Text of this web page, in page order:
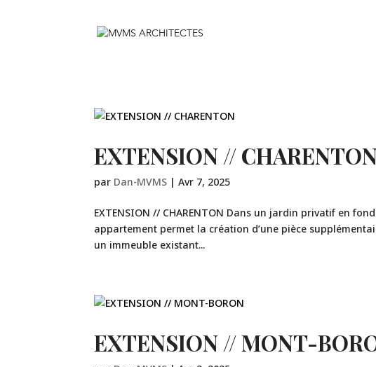
EXTENSION //
par Dan-MVMS |Avr 7, 2025
EXTENSION // CHARENTON Dans un jardin privatif en
appartement permet la création d’une pièce
un immeuble existant...
EXTENSION // MONT-